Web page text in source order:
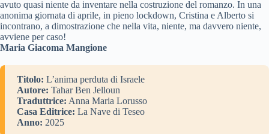
avuto quasi niente da inventare nella costruzione del romanzo. In una
anonima giornata di aprile, in pieno lockdown, Cristina e Alberto si
incontrano, a dimostrazione che nella vita, niente, ma davvero niente,
avviene per caso!
Maria Giacoma Mangione
Titolo: L’anima perduta di Israele
Autore: Tahar Ben Jelloun
Traduttrice: Anna Maria Lorusso
Casa Editrice: La Nave di Teseo
Anno: 2025